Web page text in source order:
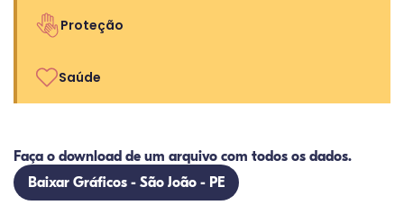
Proteção
Saúde
Faça o download de um arquivo com todos os dados.
Baixar Gráficos - São João - PE